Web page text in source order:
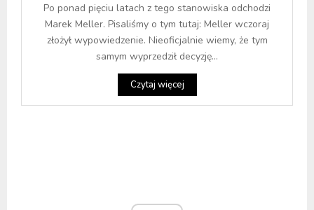
Po ponad pięciu latach z tego stanowiska odchodzi
Marek Meller. Pisaliśmy o tym tutaj: Meller wczoraj
złożył wypowiedzenie. Nieoficjalnie wiemy, że tym
samym wyprzedził decyzję...
Czytaj więcej